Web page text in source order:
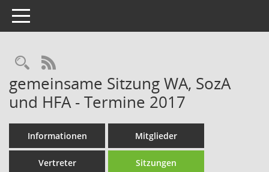
Toggle navigation
Rechercheauswahl
RSS-Feed
gemeinsame Sitzung WA, SozA
und HFA - Termine 2017
Informationen Mitglieder
Vertreter Sitzungen